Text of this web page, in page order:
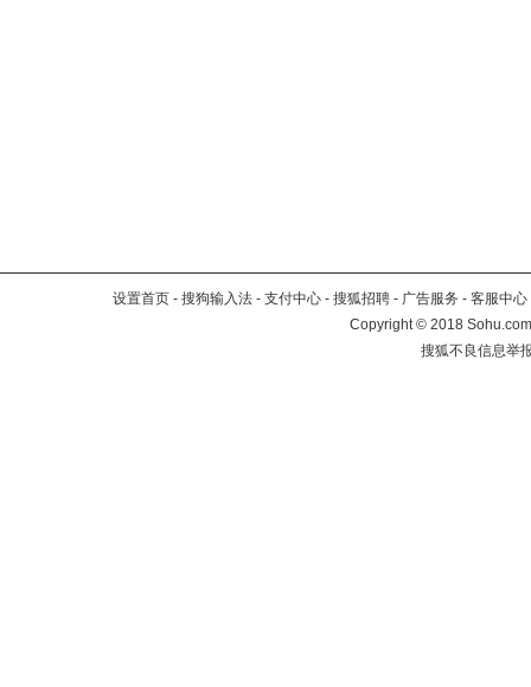
设置首页 - 搜狗输入法 - 支付中心 - 搜狐招聘 - 广告服务 - 客服中心
Copyright©2018
搜狐不良信息举